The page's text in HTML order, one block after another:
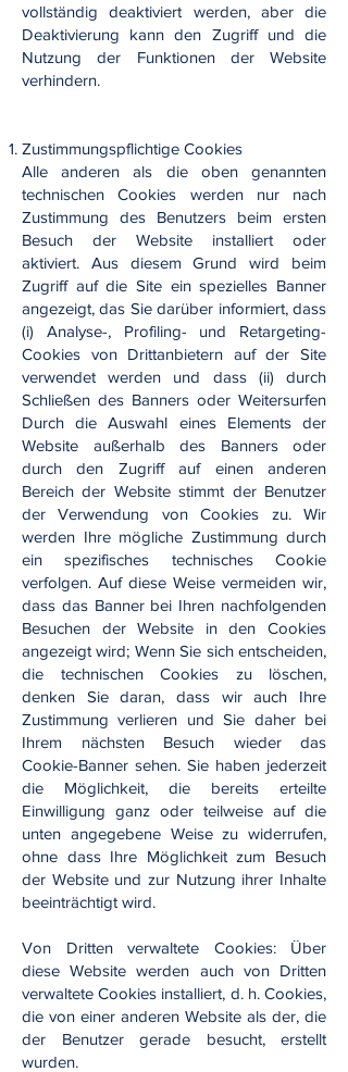
vollständig deaktiviert werden, aber die
Deaktivierung kann den Zugriff und die
Nutzung der Funktionen der Website
verhindern.
Zustimmungspflichtige Cookies
Alle anderen als die oben genannten
technischen Cookies werden nur nach
Zustimmung des Benutzers beim ersten
Besuch der Website installiert oder
aktiviert. Aus diesem Grund wird beim
Zugriff auf die Site ein spezielles Banner
angezeigt, das Sie darüber informiert, dass
(i) Analyse-, Profiling- und Retargeting-
Cookies von Drittanbietern auf der Site
verwendet werden und dass (ii) durch
Schließen des Banners oder Weitersurfen
Durch die Auswahl eines Elements der
Website außerhalb des Banners oder
durch den Zugriff auf einen anderen
Bereich der Website stimmt der Benutzer
der Verwendung von Cookies zu. Wir
werden Ihre mögliche Zustimmung durch
ein spezifisches technisches Cookie
verfolgen. Auf diese Weise vermeiden wir,
dass das Banner bei Ihren nachfolgenden
Besuchen der Website in den Cookies
angezeigt wird; Wenn Sie sich entscheiden,
die technischen Cookies zu löschen,
denken Sie daran, dass wir auch Ihre
Zustimmung verlieren und Sie daher bei
Ihrem nächsten Besuch wieder das
Cookie-Banner sehen. Sie haben jederzeit
die Möglichkeit, die bereits erteilte
Einwilligung ganz oder teilweise auf die
unten angegebene Weise zu widerrufen,
ohne dass Ihre Möglichkeit zum Besuch
der Website und zur Nutzung ihrer Inhalte
beeinträchtigt wird.
Von Dritten verwaltete Cookies: Über
diese Website werden auch von Dritten
verwaltete Cookies installiert, d. h. Cookies,
die von einer anderen Website als der, die
der Benutzer gerade besucht, erstellt
wurden.